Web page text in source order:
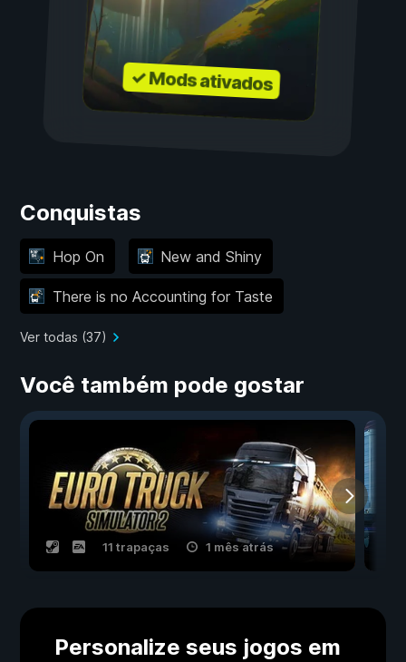
✓ Mods ativados
Conquistas
Hop On New and Shiny
There is no Accounting for Taste
Ver todas (37)
Você também pode gostar
11 trapaças 1 mês atrás
Personalize seus jogos em